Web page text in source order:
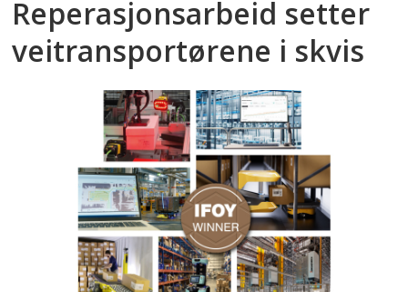
Reperasjonsarbeid setter
veitransportørene i skvis